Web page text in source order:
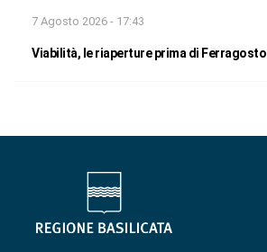
7 Agosto 2026 - 17:43
Viabilità, le riaperture prima di Ferragosto